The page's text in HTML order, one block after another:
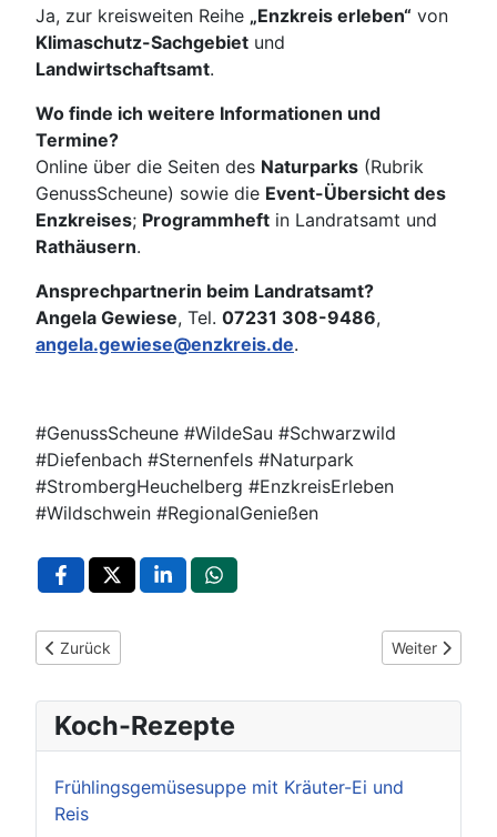
Ja, zur kreisweiten Reihe „Enzkreis erleben“ von
Klimaschutz-Sachgebiet und
Landwirtschaftsamt.
Wo finde ich weitere Informationen und
Termine?
Online über die Seiten des Naturparks (Rubrik
GenussScheune) sowie die Event-Übersicht des
Enzkreises; Programmheft in Landratsamt und
Rathäusern.
Ansprechpartnerin beim Landratsamt?
Angela Gewiese, Tel. 07231 308-9486,
angela.gewiese@enzkreis.de.
#GenussScheune #WildeSau #Schwarzwild
#Diefenbach #Sternenfels #Naturpark
#StrombergHeuchelberg #EnzkreisErleben
#Wildschwein #RegionalGenießen
Vorheriger Beitrag: Filmabend zur Backhaus-Tradition am 16.
Zurück Nächster
Weiter
Koch-Rezepte
Frühlingsgemüsesuppe mit Kräuter-Ei und
Reis